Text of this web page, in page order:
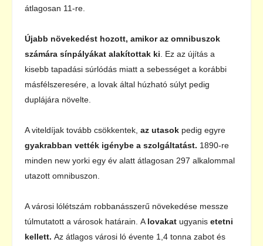
átlagosan 11-re.
Újabb növekedést hozott, amikor az omnibuszok
számára sínpályákat alakítottak ki . Ez az újítás a
kisebb tapadási súrlódás miatt a sebességet a korábbi
másfélszeresére, a lovak által húzható súlyt pedig
duplájára növelte.
A viteldíjak tovább csökkentek, az utasok pedig egyre
gyakrabban vették igénybe a szolgáltatást. 1890-re
minden new yorki egy év alatt átlagosan 297 alkalommal
utazott omnibuszon.
A városi lólétszám robbanásszerű növekedése messze
túlmutatott a városok határain. A lovakat ugyanis etetni
kellett. Az átlagos városi ló évente 1,4 tonna zabot és